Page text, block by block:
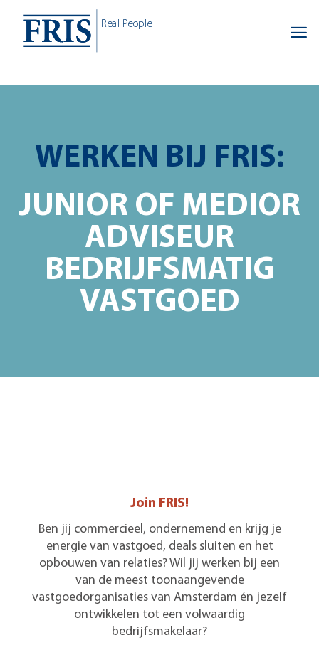
content
Real People
WERKEN BIJ FRIS:
JUNIOR OF MEDIOR
ADVISEUR
BEDRIJFSMATIG
VASTGOED
Join FRIS!
Ben jij commercieel, ondernemend en krijg je
energie van vastgoed, deals sluiten en het
opbouwen van relaties? Wil jij werken bij een
van de meest toonaangevende
vastgoedorganisaties van Amsterdam én jezelf
ontwikkelen tot een volwaardig
bedrijfsmakelaar?